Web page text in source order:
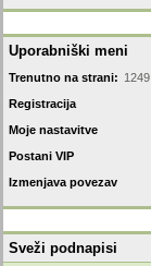
Uporabniški meni
Trenutno na strani: 1249
Registracija
Moje nastavitve
Postani VIP
Izmenjava povezav
Sveži podnapisi